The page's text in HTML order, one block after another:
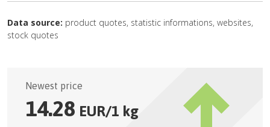
Data source: product quotes, statistic informations, websites,
stock quotes
Newest price
14.28 EUR/1 kg